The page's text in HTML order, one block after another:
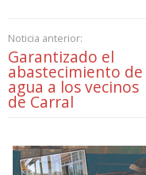
Noticia anterior:
Garantizado el
abastecimiento de
agua a los vecinos
de Carral